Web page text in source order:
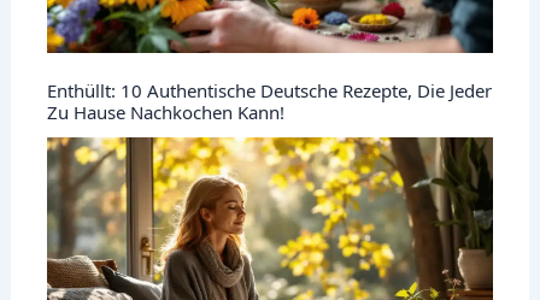
Enthüllt: 10 Authentische Deutsche Rezepte, Die Jeder
Zu Hause Nachkochen Kann!